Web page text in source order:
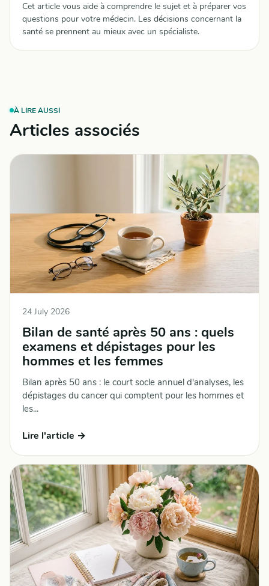
Cet article vous aide à comprendre le sujet et à préparer vos
questions pour votre médecin. Les décisions concernant la
santé se prennent au mieux avec un spécialiste.
À LIRE AUSSI
Articles associés
24 July 2026
Bilan de santé après 50 ans : quels
examens et dépistages pour les
hommes et les femmes
Bilan après 50 ans : le court socle annuel d'analyses, les
dépistages du cancer qui comptent pour les hommes et
les...
Lire l'article →